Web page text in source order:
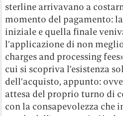
sterline arrivavano a
momento del pagamento:
iniziale e quella finale
l’applicazione di non
charges and processing
cui si scopriva l’esistenza
dell’acquisto, appunto:
attesa del proprio turno di
con la consapevolezza che